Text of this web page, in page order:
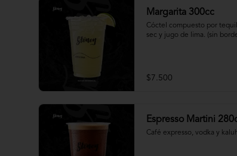
Margarita 300cc
Cóctel compuesto por
sec y jugo de lima. (sin
$7.500
Espresso Martini
Café expresso, vodka y